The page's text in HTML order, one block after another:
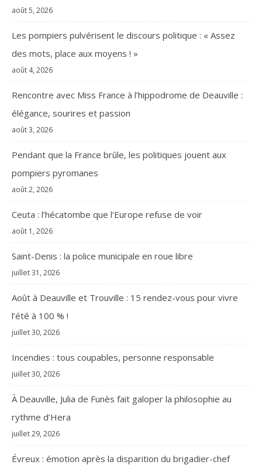
août 5, 2026
Les pompiers pulvérisent le discours politique : « Assez
des mots, place aux moyens ! »
août 4, 2026
Rencontre avec Miss France à l’hippodrome de Deauville :
élégance, sourires et passion
août 3, 2026
Pendant que la France brûle, les politiques jouent aux
pompiers pyromanes
août 2, 2026
Ceuta : l’hécatombe que l’Europe refuse de voir
août 1, 2026
Saint-Denis : la police municipale en roue libre
juillet 31, 2026
Août à Deauville et Trouville : 15 rendez-vous pour vivre
l’été à 100 % !
juillet 30, 2026
Incendies : tous coupables, personne responsable
juillet 30, 2026
À Deauville, Julia de Funès fait galoper la philosophie au
rythme d’Hera
juillet 29, 2026
Évreux : émotion après la disparition du brigadier-chef